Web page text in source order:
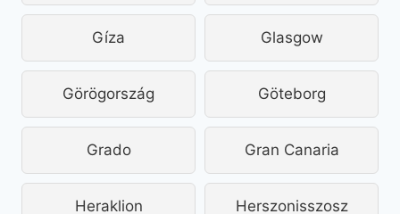
Gíza Glasgow
Görögország Göteborg
Grado Gran Canaria
Heraklion Herszonisszosz